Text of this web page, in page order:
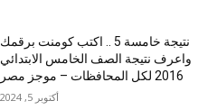
نتيجة خامسة 5 .. اكتب كومنت برقمك
واعرف نتيجة الصف الخامس الابتدائي
2016 لكل المحافظات – موجز مصر
أكتوبر 5, 2024